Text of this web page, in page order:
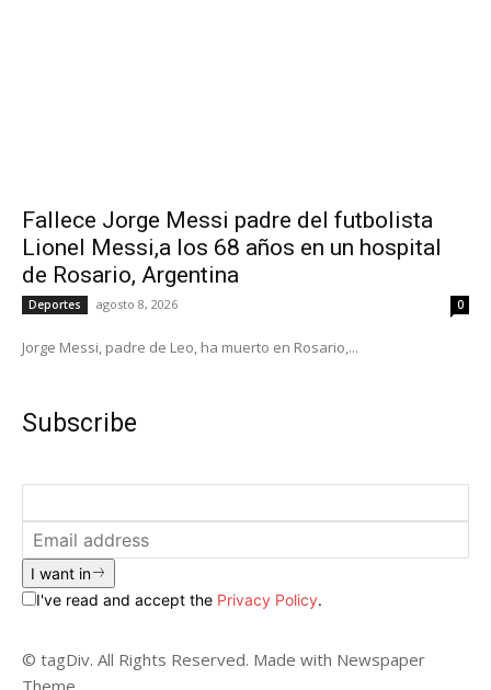
Fallece Jorge Messi padre del futbolista
Lionel Messi,a los 68 años en un hospital
de Rosario, Argentina
Deportes agosto 8, 2026 0
Jorge Messi, padre de Leo, ha muerto en Rosario,...
Subscribe
I want in
I've read and accept the Privacy Policy.
© tagDiv. All Rights Reserved. Made with Newspaper
Theme.